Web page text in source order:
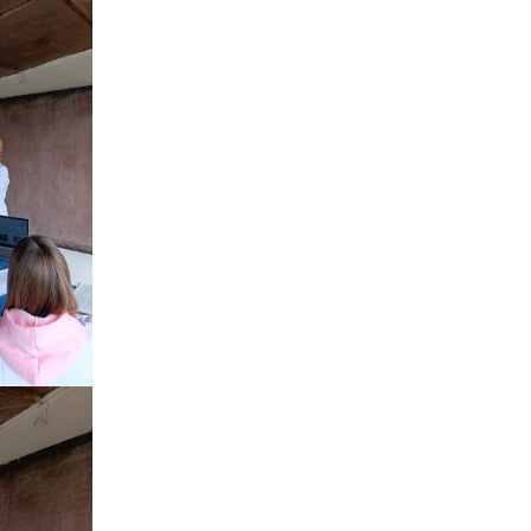
Дистанційне навчання
Підвищення
кваліфікації
Навчальна
документація
Для молодого
викладача